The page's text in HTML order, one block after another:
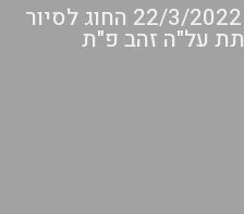
הטיול התקיים בתאריך: 22/3/2022 החוג לסיור
על"ה זהב פ"ת